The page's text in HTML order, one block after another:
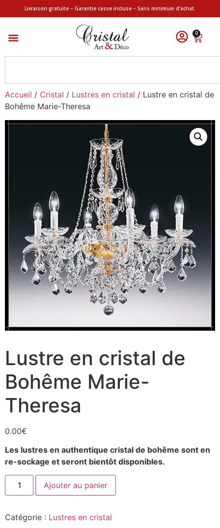
Livraison gratuite – Garantie casse incluse – Sans minimum d’achat.
0
Accueil / Cristal / Lustres en cristal / Lustre en cristal de
Bohême Marie-Theresa
Lustre en cristal de
Bohême Marie-
Theresa
0.00€
Les lustres en authentique cristal de bohême sont en
re-sockage et seront bientôt disponibles.
Ajouter au panier
Catégorie : Lustres en cristal